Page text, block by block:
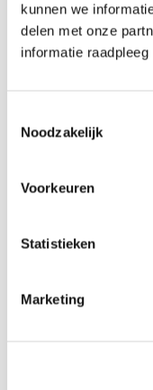
kunnen we
delen met onze
informatie raadpleeg
Noodzakelijk
Voorkeuren
Statistieken
Marketing
BRAM